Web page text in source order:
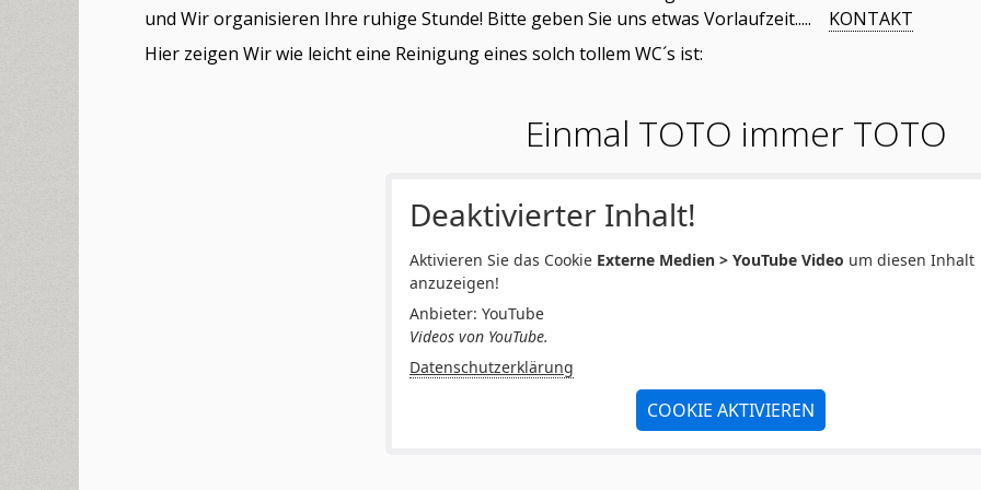
und Wir organisieren Ihre ruhige Stunde! Bitte geben Sie uns etwas Vorlaufzeit..... KONTAKT
Hier zeigen Wir wie leicht eine Reinigung eines solch tollem WC´s ist:
Einmal TOTO immer TOTO
Deaktivierter Inhalt!
Aktivieren Sie das Cookie Externe Medien > YouTube Video um diesen Inhalt
anzuzeigen!
Anbieter: YouTube
Videos von YouTube.
Datenschutzerklärung
COOKIE AKTIVIEREN